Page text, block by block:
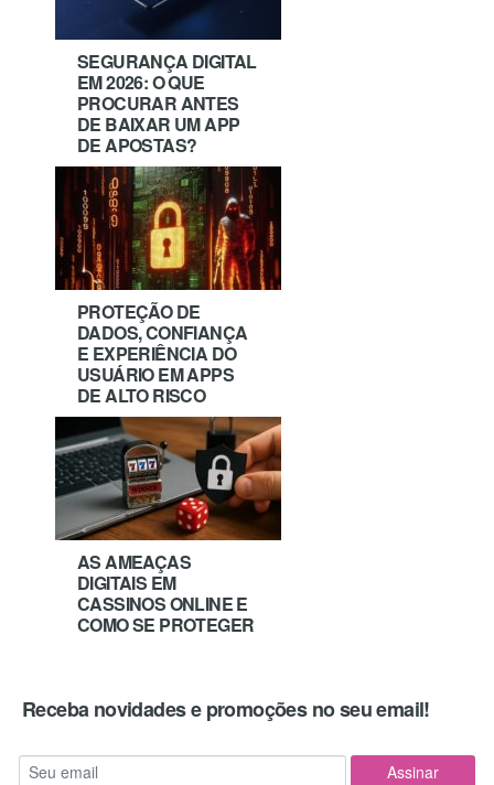
SEGURANÇA DIGITAL
EM 2026: O QUE
PROCURAR ANTES
DE BAIXAR UM APP
DE APOSTAS?
PROTEÇÃO DE
DADOS, CONFIANÇA
E EXPERIÊNCIA DO
USUÁRIO EM APPS
DE ALTO RISCO
AS AMEAÇAS
DIGITAIS EM
CASSINOS ONLINE E
COMO SE PROTEGER
Receba novidades e promoções no seu email!